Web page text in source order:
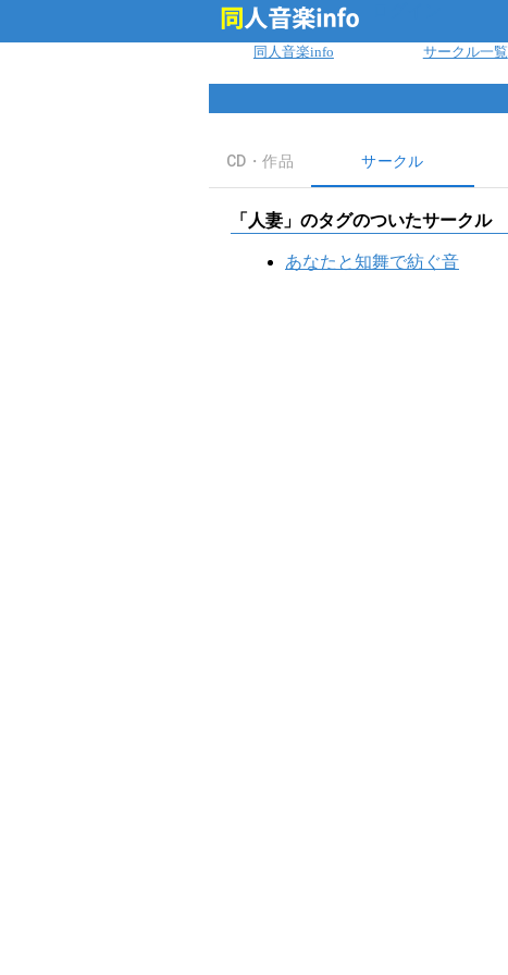
同人音楽info サークル一覧
CD・作品 サークル
「 人妻 」のタグのついたサークル
あなたと知舞で紡ぐ音